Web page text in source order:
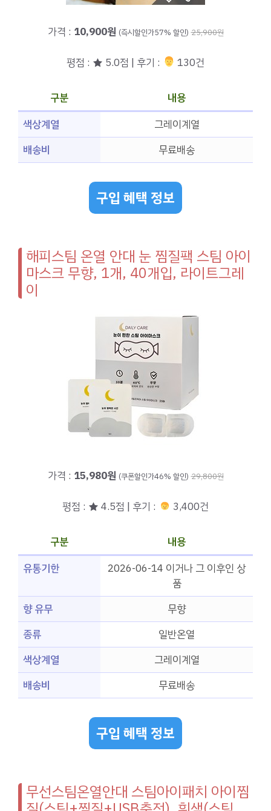
가격 : 10,900원 (즉시할인가57% 할인) 25,900원
평점 : ★ 5.0점 | 후기 : ‍‍ 130건
구분
내용
색상계열
그레이계열
배송비
무료배송
구입 혜택 정보
해피스팀 온열 안대 눈 찜질팩 스팀 아이
마스크 무향, 1개, 40개입, 라이트그레
이
가격 : 15,980원 (쿠폰할인가46% 할인) 29,800원
평점 : ★ 4.5점 | 후기 : 3,400건
구분
내용
유통기한
2026-06-14 이거나 그 이후인 상
품
향 유무
무향
종류
일반온열
색상계열
그레이계열
배송비
무료배송
구입 혜택 정보
무선스팀온열안대 스팀아이패치 아이찜